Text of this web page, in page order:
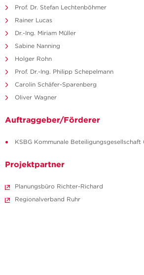
Prof. Dr. Stefan Lechtenböhmer
Rainer Lucas
Dr.-Ing. Miriam Müller
Sabine Nanning
Holger Rohn
Prof. Dr.-Ing. Philipp Schepelmann
Carolin Schäfer-Sparenberg
Oliver Wagner
Auftraggeber/Förderer
KSBG Kommunale Beteiligungsgesellschaft
Projektpartner
Planungsbüro Richter-Richard
Regionalverband Ruhr